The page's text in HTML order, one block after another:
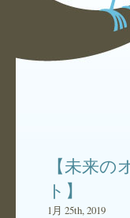
【未来
ト】
1月 25th, 2019